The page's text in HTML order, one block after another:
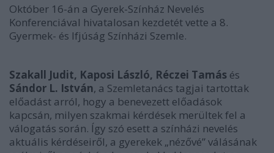
Október 16-án a Gyerek-Színház Nevelés
Konferenciával hivatalosan kezdetét vette a 8.
Gyermek- és Ifjúság Színházi Szemle.
Szakall Judit, Kaposi László, Réczei Tamás és
Sándor L. István, a Szemletanács tagjai tartottak
előadást arról, hogy a benevezett előadások
kapcsán, milyen szakmai kérdések merültek fel a
válogatás során. Így szó esett a színházi nevelés
aktuális kérdéseiről, a gyerekek „nézővé” válásának